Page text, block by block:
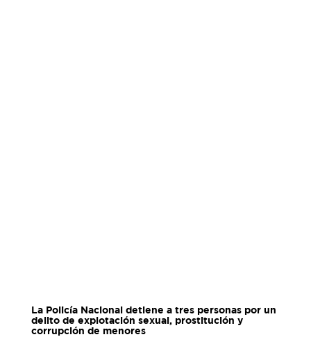
La Policía Nacional detiene a tres personas por un
delito de explotación sexual, prostitución y
corrupción de menores